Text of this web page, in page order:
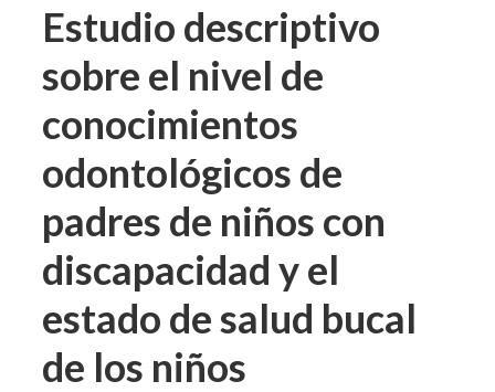
Estudio descriptivo
sobre el nivel de
conocimientos
odontológicos de
padres de niños con
discapacidad y el
estado de salud bucal
de los niños